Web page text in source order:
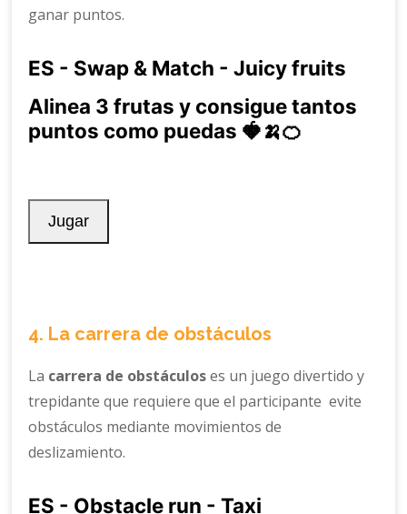
ganar puntos.
4. La carrera de obstáculos
La carrera de obstáculoses un juego divertido y
trepidante que requiere que el participante evite
obstáculos mediante movimientos de
deslizamiento.